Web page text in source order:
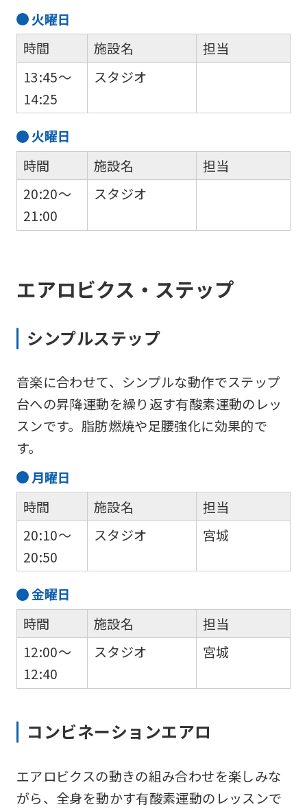
火曜日
時間
13:45～
14:25
施設名
スタジオ
担当
火曜日
時間
20:20～
21:00
施設名
スタジオ
担当
エアロビクス・ステップ
シンプルステップ
音楽に合わせて、シンプルな動作でステップ
台への昇降運動を繰り返す有酸素運動のレッ
スンです。脂肪燃焼や足腰強化に効果的で
す。
月曜日
時間
20:10～
20:50
施設名
スタジオ
担当
宮城
金曜日
時間
12:00～
12:40
施設名
スタジオ
担当
宮城
コンビネーションエアロ
エアロビクスの動きの組み合わせを楽しみな
がら、全身を動かす有酸素運動のレッスンで
accurate
translation.
may
the
content.
that
fully
this
before
using
Automatic